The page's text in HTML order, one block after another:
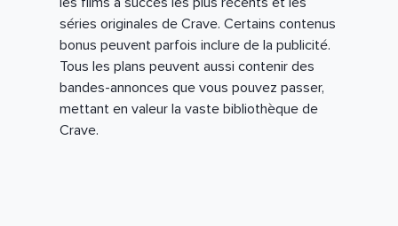
séries originales de Crave. Certains contenus
bonus peuvent parfois inclure de la publicité.
Tous les plans peuvent aussi contenir des
bandes-annonces que vous pouvez passer,
mettant en valeur la vaste bibliothèque de
Crave.